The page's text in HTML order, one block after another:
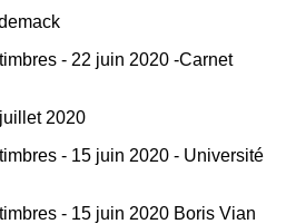
- 22 juin 2020 -Carnet
2020
- 15 juin 2020 - Université
- 15 juin 2020 Boris Vian